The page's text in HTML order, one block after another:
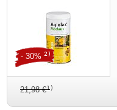
21,98 €1)
- 30% 2)